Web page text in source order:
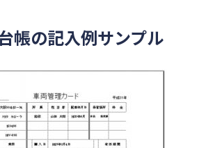
帳の記入例サンプル